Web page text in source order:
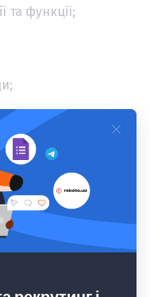
та функції;
90 днів;
або дашборди;
у команді.
на архів із
але